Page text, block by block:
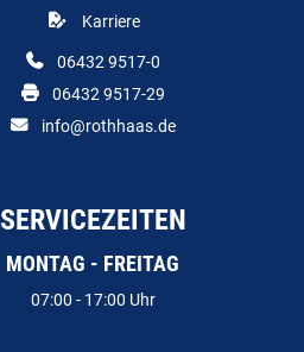
Karriere
06432 9517-0
06432 9517-29
info@rothhaas.de
SERVICEZEITEN
MONTAG - FREITAG
07:00 - 17:00 Uhr